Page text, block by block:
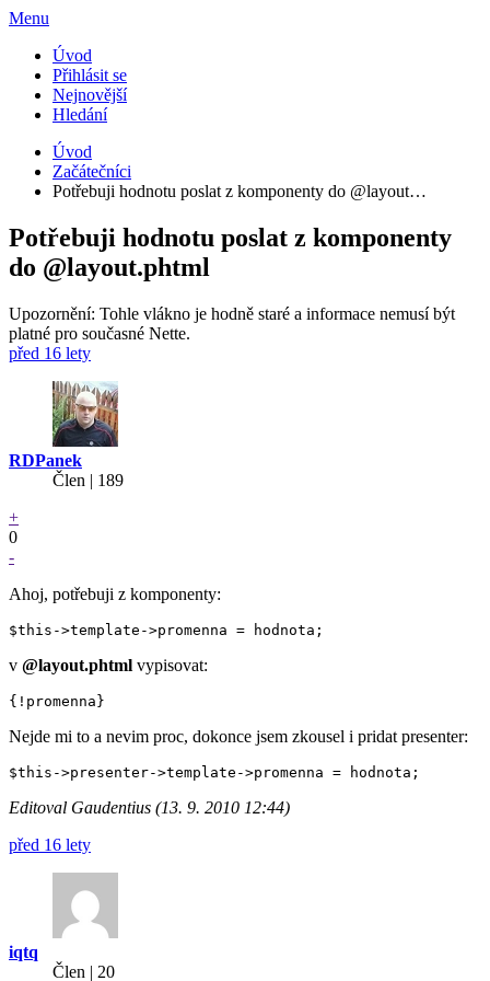
Menu
Úvod
Přihlásit se
Nejnovější
Hledání
Úvod
Začátečníci
Potřebuji hodnotu poslat z komponenty do @layout…
Potřebuji hodnotu poslat z komponenty
do @layout.phtml
Upozornění: Tohle vlákno je hodně staré a informace nemusí být
platné pro současné Nette.
před 16 lety
RDPanek
Člen | 189
+
0
-
Ahoj, potřebuji z komponenty:
v @layout.phtml vypisovat:
Nejde mi to a nevim proc, dokonce jsem zkousel i pridat presenter:
Editoval Gaudentius (13. 9. 2010 12:44)
před 16 lety
iqtq
Člen | 20